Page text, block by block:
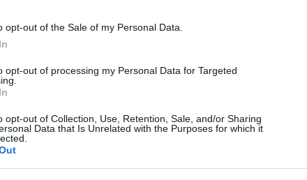
opt-out of the Sale of my Personal Data.
opt-out of processing my Personal Data for Targeted
opt-out of Collection, Use, Retention, Sale, and/or Sharing
Data that Is Unrelated with the Purposes for which it
a legnagyobb akadályt az AI
(57%). A megkérdezettek 54%-a
az AI hatékonyabb üzleti